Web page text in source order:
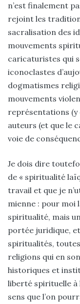
n’est finalement
rejoint les
sacralisation des
mouvements
caricaturistes qui
iconoclastes
dogmatismes
mouvements
représentations
auteurs (et que le
voie de
Je dois dire
de « spiritualité
travail et que je
mienne : pour moi
spiritualité, mais
portée juridique,
spiritualités,
religions qui en
historiques et
liberté spirituelle à
sens que l’on